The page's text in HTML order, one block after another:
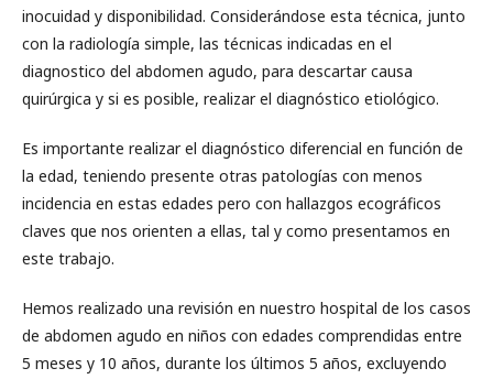
inocuidad y disponibilidad. Considerándose esta técnica, junto
con la radiología simple, las técnicas indicadas en el
diagnostico del abdomen agudo, para descartar causa
quirúrgica y si es posible, realizar el diagnóstico etiológico.
Es importante realizar el diagnóstico diferencial en función de
la edad, teniendo presente otras patologías con menos
incidencia en estas edades pero con hallazgos ecográficos
claves que nos orienten a ellas, tal y como presentamos en
este trabajo.
Hemos realizado una revisión en nuestro hospital de los casos
de abdomen agudo en niños con edades comprendidas entre
5 meses y 10 años, durante los últimos 5 años, excluyendo